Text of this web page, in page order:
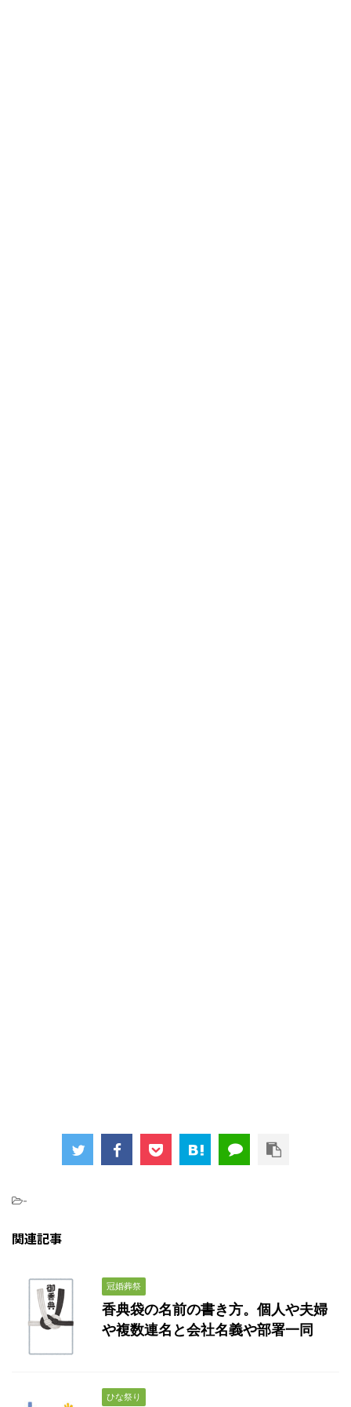
-
関連記事
冠婚葬祭
香典袋の名前の書き方。個人や夫婦
や複数連名と会社名義や部署一同
ひな祭り